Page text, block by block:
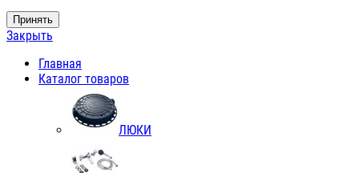
Принять
Закрыть
Главная
Каталог товаров
ЛЮКИ